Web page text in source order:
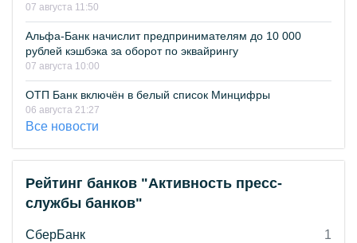
07 августа 11:50
Альфа-Банк начислит предпринимателям до 10 000
рублей кэшбэка за оборот по эквайрингу
07 августа 10:00
ОТП Банк включён в белый список Минцифры
06 августа 21:27
Все новости
Рейтинг банков "Активность пресс-
службы банков"
СберБанк
1